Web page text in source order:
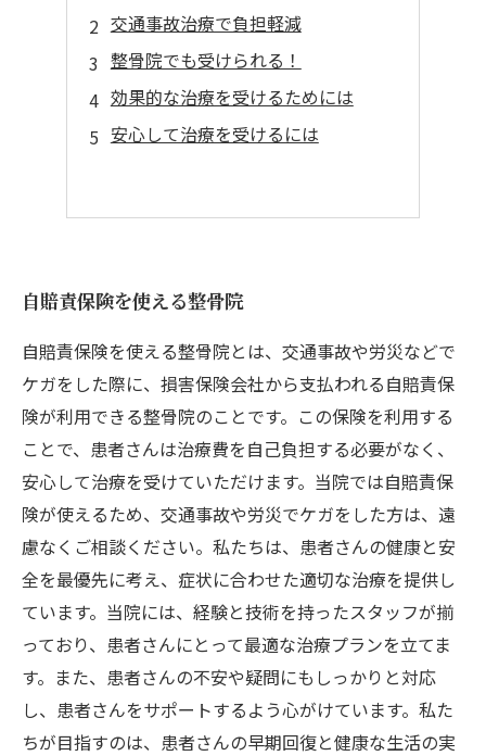
交通事故治療で負担軽減
整骨院でも受けられる！
効果的な治療を受けるためには
安心して治療を受けるには
自賠責保険を使える整骨院
自賠責保険を使える整骨院とは、交通事故や労災などで
ケガをした際に、損害保険会社から支払われる自賠責保
険が利用できる整骨院のことです。この保険を利用する
ことで、患者さんは治療費を自己負担する必要がなく、
安心して治療を受けていただけます。当院では自賠責保
険が使えるため、交通事故や労災でケガをした方は、遠
慮なくご相談ください。私たちは、患者さんの健康と安
全を最優先に考え、症状に合わせた適切な治療を提供し
ています。当院には、経験と技術を持ったスタッフが揃
っており、患者さんにとって最適な治療プランを立てま
す。また、患者さんの不安や疑問にもしっかりと対応
し、患者さんをサポートするよう心がけています。私た
ちが目指すのは、患者さんの早期回復と健康な生活の実